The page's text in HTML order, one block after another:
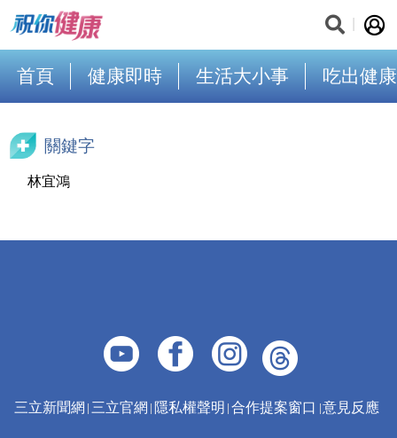
首頁 健康即時 生活大小事 吃出健康
關鍵字
林宜鴻
三立新聞網 三立官網 隱私權聲明 合作提案窗口 意見反應